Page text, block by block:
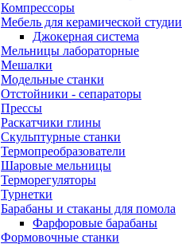
Компрессоры
Мебель для керамической студии
Джокерная система
Мельницы лабораторные
Мешалки
Модельные станки
Отстойники - сепараторы
Прессы
Раскатчики глины
Скульптурные станки
Термопреобразователи
Шаровые мельницы
Терморегуляторы
Турнетки
Барабаны и стаканы для помола
Фарфоровые барабаны
Формовочные станки